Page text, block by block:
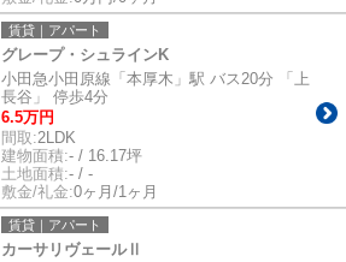
賃貸｜アパート
グレープ・シュラインK
小田急小田原線「本厚木」駅 バス20分 「上
長谷」 停歩4分
6.5万円
間取:2LDK
建物面積:- / 16.17坪
土地面積:- / -
敷金/礼金:0ヶ月/1ヶ月
賃貸｜アパート
カーサリヴェールⅡ